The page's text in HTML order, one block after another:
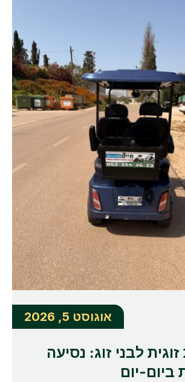
אוגוסט 5, 2026
לבני זוג: נסיעה
יום